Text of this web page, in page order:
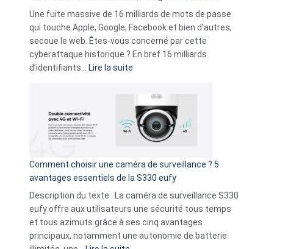
goûts
musicaux
avec
9
amis
Une fuite massive de 16 milliards de mots de passe
qui touche Apple, Google, Facebook et bien d’autres,
secoue le web. Êtes-vous concerné par cette
cyberattaque historique ? En bref 16 milliards
d’identifiants…
Lire la suite
record
La
fuite
16
milliards
données
menace
Facebook,
Telegram
Comment choisir une caméra de surveillance ? 5
avantages essentiels de la S330 eufy
Description du texte : La caméra de surveillance S330
eufy offre aux utilisateurs une sécurité tous temps
et tous azimuts grâce à ses cinq avantages
principaux, notamment une autonomie de batterie